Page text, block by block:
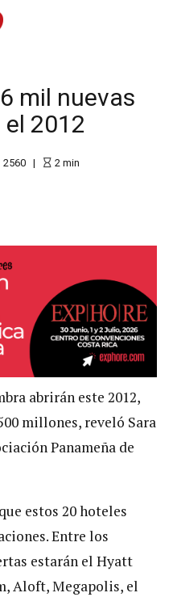
mil nuevas
2012
2560 2 min
abrirán este 2012,
millones, reveló Sara
Panameña de
estos 20 hoteles
Entre los
estarán el Hyatt
Aloft, Megapolis, el